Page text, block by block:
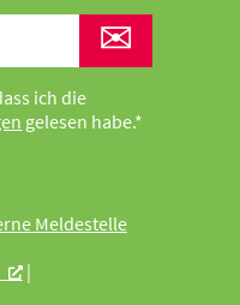
✉
ich die
gelesen habe.*
Meldestelle
|